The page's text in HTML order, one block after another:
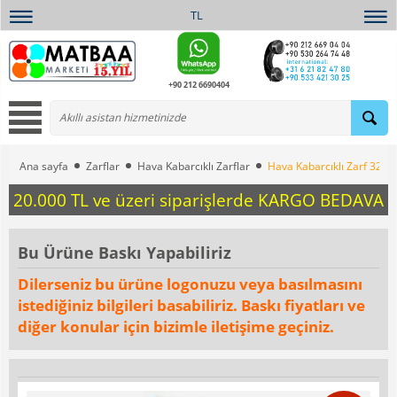
TL
+90 212 6690404
Ana sayfa Zarflar Hava Kabarcıklı Zarflar Hava Kabarcıklı Zarf
20.000 TL ve üzeri siparişlerde KARGO BEDAVA
Bu Ürüne Baskı Yapabiliriz
Dilerseniz bu ürüne logonuzu veya basılmasını
istediğiniz bilgileri basabiliriz. Baskı fiyatları ve
diğer konular için bizimle iletişime geçiniz.